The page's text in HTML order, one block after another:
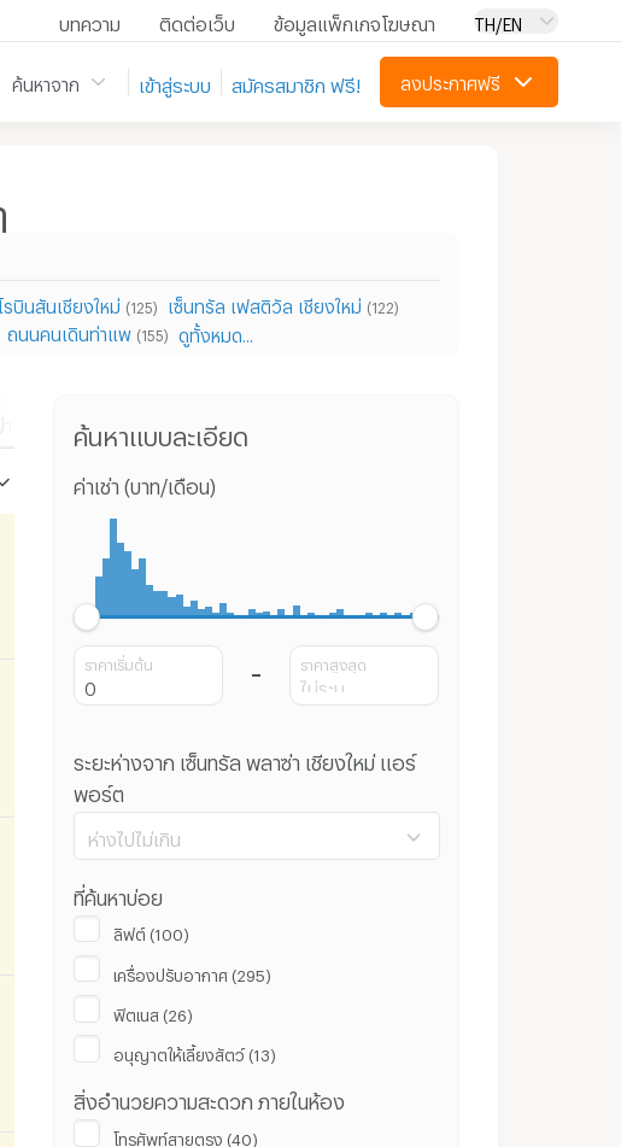
บทความ ติดต่อเว็บ ข้อมูลแพ็กเกจโฆษณา TH/EN
ค้นหาจาก เข้าสู่ระบบ สมัครสมาชิก ฟรี! ลงประกาศฟรี
รบินสันเชียงใหม่ (125) เซ็นทรัล เฟสติวัล เชียงใหม่ (122)
ถนนคนเดินท่าแพ (155) ดูทั้งหมด...
ค้นหาแบบละเอียด
ค่าเช่า (บาท/เดือน)
ราคาเริ่มต้น ราคาสูงสุด
ระยะห่างจาก เซ็นทรัล พลาซ่า เชียงใหม่ แอร์
พอร์ต
ห่างไปไม่เกิน
ที่ค้นหาบ่อย
ลิฟต์ (100)
เครื่องปรับอากาศ (295)
ฟิตเนส (26)
อนุญาตให้เลี้ยงสัตว์ (13)
สิ่งอำนวยความสะดวก ภายในห้อง
โทรศัพท์สายตรง (40)